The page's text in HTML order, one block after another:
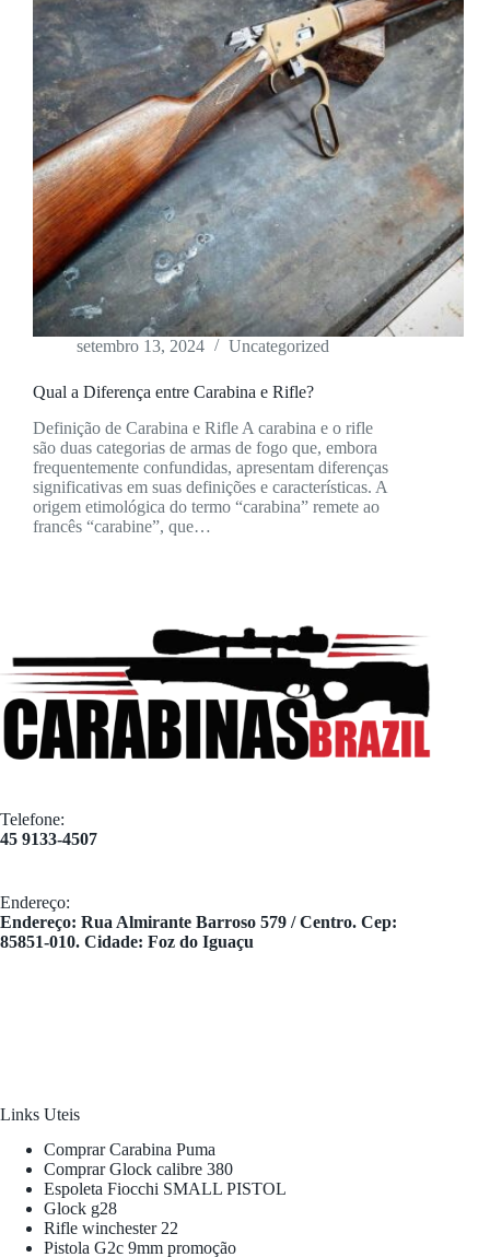
setembro 13, 2024 Uncategorized
Qual a Diferença entre Carabina e Rifle?
Definição de Carabina e Rifle A carabina e o rifle
são duas categorias de armas de fogo que, embora
frequentemente confundidas, apresentam diferenças
significativas em suas definições e características. A
origem etimológica do termo “carabina” remete ao
francês “carabine”, que…
Telefone:
45 9133-4507
Endereço:
​Endereço: Rua Almirante Barroso 579 / Centro. Cep:
85851-010. Cidade: Foz do Iguaçu
Links Uteis
Comprar Carabina Puma
Comprar Glock calibre 380
Espoleta Fiocchi SMALL PISTOL
Glock g28
Rifle winchester 22
Pistola G2c 9mm promoção